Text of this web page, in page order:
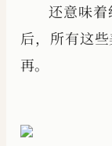
还意味
后，所有这
再。